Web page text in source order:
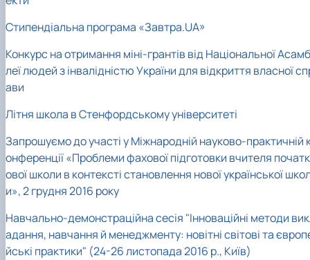
Стипендіальна програма «Завтра.UA»
Конкурс на отримання міні-грантів від Національної Асамб
леї людей з інвалідністю України для відкриття власної
ави
Літня школа в Стенфордському університеті
Запрошуємо до участі у Міжнародній науково-практичній
онференції «Проблеми фахової підготовки вчителя початк
ової школи в контексті становлення нової української
и», 2 грудня 2016 року
Навчально-демонстраційна сесія "Інноваційні методи
адання, навчання й менеджменту: новітні світові та
йські практики" (24-26 листопада 2016 р., Київ)